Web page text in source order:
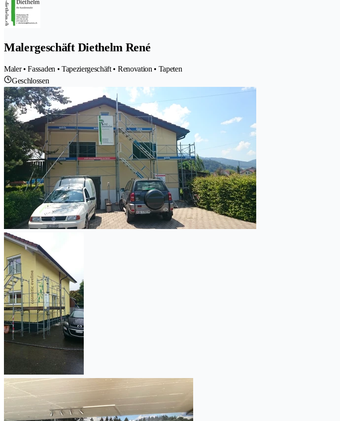
Malergeschäft Diethelm René
Maler • Fassaden • Tapeziergeschäft • Renovation • Tapeten
Geschlossen